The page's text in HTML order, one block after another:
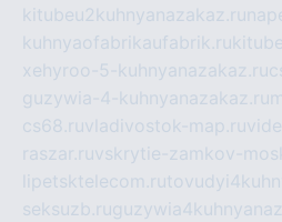
kitubeu2kuhnyanazakaz.ru
kuhnyaofabrikaufabrik.ru
xehyroo-5-kuhnyanazakaz.ru
guzywia-4-kuhnyanazakaz.ru
cs68.ruvladivostok-map.ru
raszar.ruvskrytie-zamkov-
lipetsktelecom.ru
seksuzb.ru